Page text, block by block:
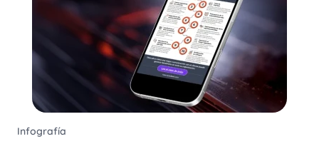
Infografía